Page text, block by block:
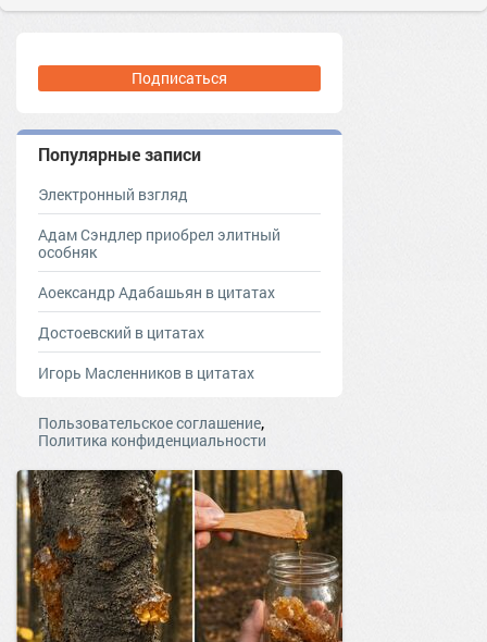
Подписаться
Популярные записи
Электронный взгляд
Адам Сэндлер приобрел элитный
особняк
Аоександр Адабашьян в цитатах
Достоевский в цитатах
Игорь Масленников в цитатах
Пользовательское соглашение,
Политика конфиденциальности